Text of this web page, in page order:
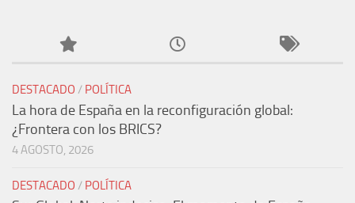
DESTACADO / POLÍTICA
La hora de España en la reconfiguración global:
¿Frontera con los BRICS?
4 AGOSTO, 2026
DESTACADO / POLÍTICA